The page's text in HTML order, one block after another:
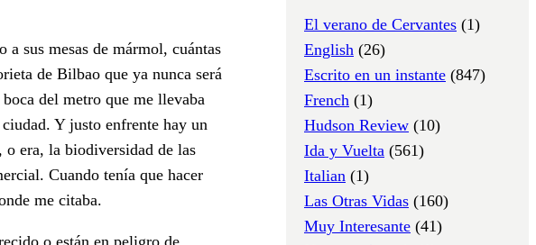
a sus mesas de mármol, cuántas
de Bilbao que ya nunca será
del metro que me llevaba
Y justo enfrente hay un
o era, la biodiversidad de las
Cuando tenía que hacer
me citaba.
o están en peligro de
El verano de Cervantes (1)
English (26)
Escrito en un instante (847)
French (1)
Hudson Review (10)
Ida y Vuelta (561)
Italian (1)
Las Otras Vidas (160)
Muy Interesante (41)